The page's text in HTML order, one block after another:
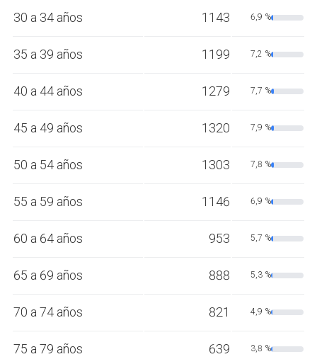
30 a 34 años 1143 6,9 %
35 a 39 años 1199 7,2 %
40 a 44 años 1279 7,7 %
45 a 49 años 1320 7,9 %
50 a 54 años 1303 7,8 %
55 a 59 años 1146 6,9 %
60 a 64 años 953 5,7 %
65 a 69 años 888 5,3 %
70 a 74 años 821 4,9 %
75 a 79 años 639 3,8 %